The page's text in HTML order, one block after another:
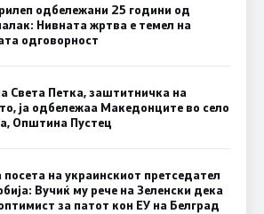
одбележани 25 години од
Нивната жртва е темел на
одговорност
Света Петка, заштитничка на
ја одбележаа Македонците во село
Општина Пустец
посета на украинскиот претседател
Вучиќ му рече на Зеленски дека
за патот кон ЕУ на Белград